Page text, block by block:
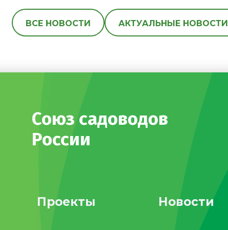
ВСЕ НОВОСТИ АКТУАЛЬНЫЕ НОВОСТИ
Союз садоводов
России
Проекты Новости